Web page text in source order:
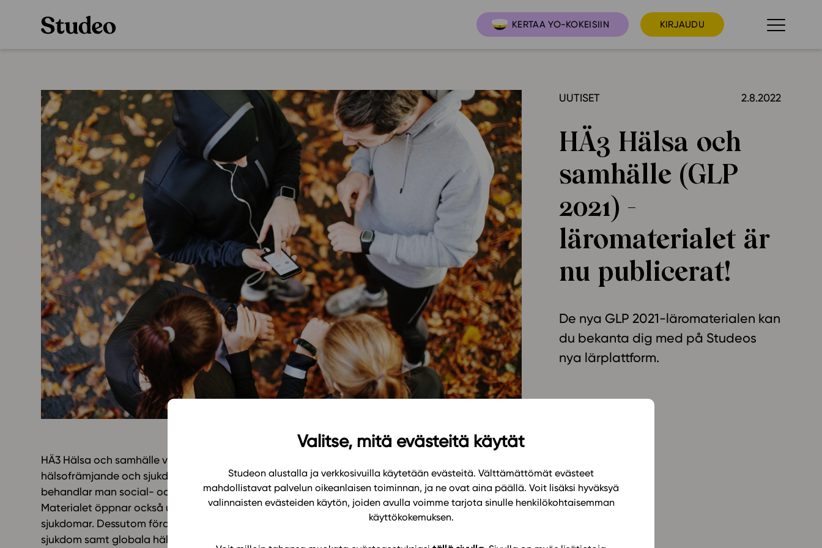
Valitse, mitä evästeitä käytät
Studeon alustalla ja verkkosivuilla käytetään evästeitä. Välttämättömät evästeet
mahdollistavat palvelun oikeanlaisen toiminnan, ja ne ovat aina päällä. Voit lisäksi hyväksyä
valinnaisten evästeiden käytön, joiden avulla voimme tarjota sinulle henkilökohtaisemman
käyttökokemuksen.
KERTAA YO-KOKEISIIN KIRJAUDU
Preppaaja
Opettaja
Opiskelija
Huoltaja
Kokeilutarjous
Ainstain
KIRJAUDU
Alakoulu
Oppiainesarjat
Oppimateriaalit
Alakoulun lisenssit
Hinnasto
Käyttöönotto
Tilaa
Yläkoulu
Oppiainesarjat
Oppimateriaalit
Yläkoulun lisenssit
Hinnasto
Käyttöönotto
Lukio
LOPS 2021
GLP 2021
Oppimateriaalit
Hinnasto
Lukion pakettilisenssi
Käyttöönotto
Bruksanvisning
Tilaa
Ajankohtaista
Ominaisuudet
Tapahtumakalenteri
Webinaari­tallenteet
Yhteisö
Suosittelut
Ohjekeskus
Ohjevideot
Oppikirjailijat
Tiimi
Tietoa meistä
Eettiset periaatteet
tekoälyn käyttöön
Ota yhteyttä
In English
UUTISET 2.8.2022
HÄ3 Hälsa och
samhälle (GLP
2021) -
läromaterialet är
nu publicerat!
De nya GLP 2021-läromaterialen kan
du bekanta dig med på Studeos
nya lärplattform.
HÄ3 Hälsa och samhälle vägleder den studerande till granskning av historiska utvecklingar i
hälsofrämjande och sjukdomsförebyggande syfte samt i samhällets framtida utmaningar. I HÄ 3
behandlar man social- och hälsovårdstjänster, själv- och egenvårdens betydelse för hälsan.
Materialet öppnar också upp faktorer som är centrala för icke smittsamma- och smittsamma
sjukdomar. Dessutom fördjupar man sig i läromedlet i etiska frågor förknippade med hälsa och
sjukdom samt globala hälsoutmaningar.Tack vare de mångsidiga texterna, bilderna och videorna